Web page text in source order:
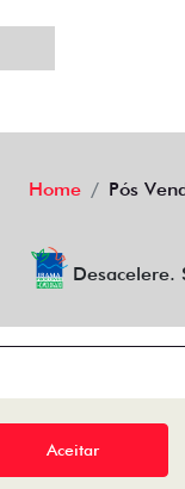
Home Pós
Desacelere.
Aceitar